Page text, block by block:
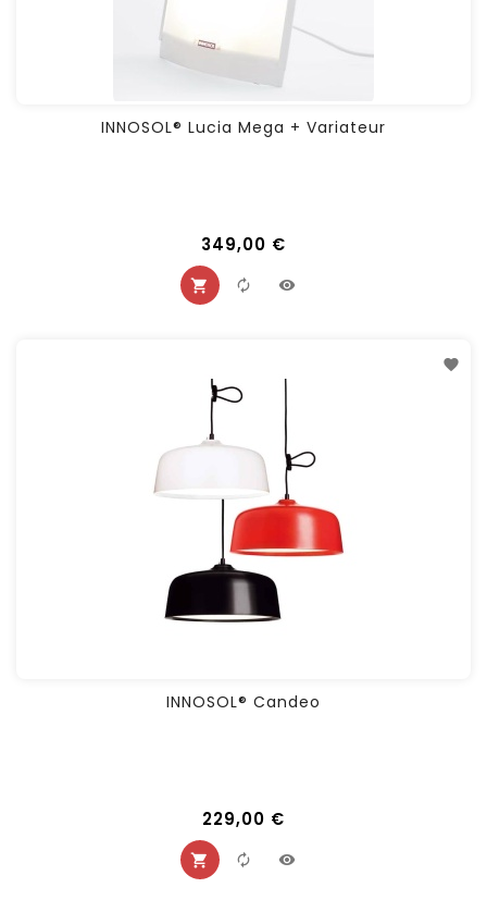
INNOSOL® Lucia Mega + Variateur
349,00 €
INNOSOL® Candeo
229,00 €